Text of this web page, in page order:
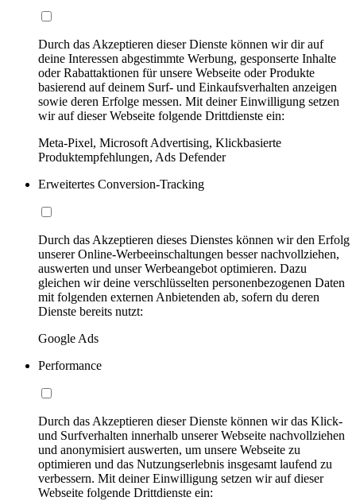
Durch das Akzeptieren dieser Dienste können wir dir auf
deine Interessen abgestimmte Werbung, gesponserte Inhalte
oder Rabattaktionen für unsere Webseite oder Produkte
basierend auf deinem Surf- und Einkaufsverhalten anzeigen
sowie deren Erfolge messen. Mit deiner Einwilligung setzen
wir auf dieser Webseite folgende Drittdienste ein:
Meta-Pixel, Microsoft Advertising, Klickbasierte
Produktempfehlungen, Ads Defender
Erweitertes Conversion-Tracking
Durch das Akzeptieren dieses Dienstes können wir den Erfolg
unserer Online-Werbeeinschaltungen besser nachvollziehen,
auswerten und unser Werbeangebot optimieren. Dazu
gleichen wir deine verschlüsselten personenbezogenen Daten
mit folgenden externen Anbietenden ab, sofern du deren
Dienste bereits nutzt:
Google Ads
Performance
Durch das Akzeptieren dieser Dienste können wir das Klick-
und Surfverhalten innerhalb unserer Webseite nachvollziehen
und anonymisiert auswerten, um unsere Webseite zu
optimieren und das Nutzungserlebnis insgesamt laufend zu
verbessern. Mit deiner Einwilligung setzen wir auf dieser
Webseite folgende Drittdienste ein: